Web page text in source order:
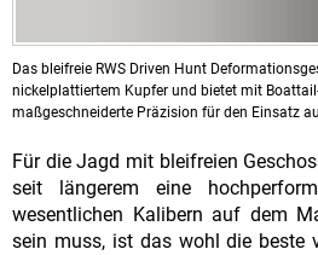
Das bleifreie RWS Driven Hunt
nickelplattiertem Kupfer und bietet mit
maßgeschneiderte Präzision für den Einsatz
Für die Jagd mit bleifreien
seit längerem eine
wesentlichen Kalibern auf dem
sein muss, ist das wohl die beste